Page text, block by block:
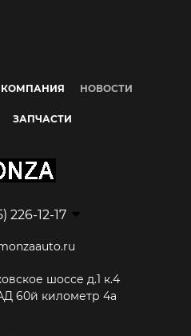
КОМПАНИЯ НОВОСТИ
ЗАПЧАСТИ
226-12-17
шоссе д.1 к.4
60й километр 4а